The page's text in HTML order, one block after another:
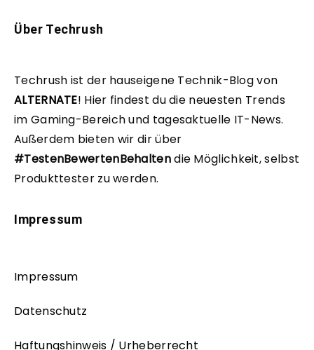
Über Techrush
Techrush ist der hauseigene Technik-Blog von
ALTERNATE! Hier findest du die neuesten Trends
im Gaming-Bereich und tagesaktuelle IT-News.
Außerdem bieten wir dir über
#TestenBewertenBehaltendie Möglichkeit, selbst
Produkttester zu werden.
Impressum
Impressum
Datenschutz
Haftungshinweis / Urheberrecht